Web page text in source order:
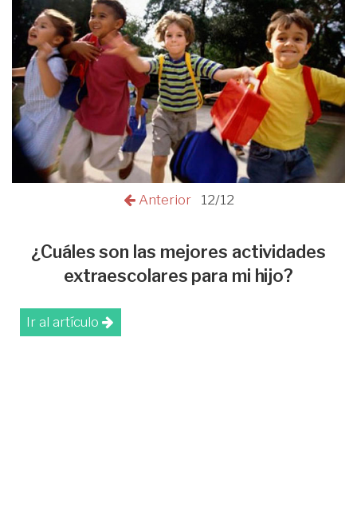
Anterior 12/12
¿Cuáles son las mejores actividades
extraescolares para mi hijo?
Ir al artículo